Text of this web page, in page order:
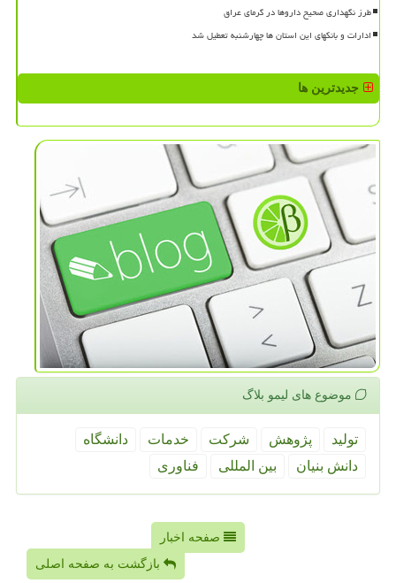
طرز نگهداری صحیح داروها در گرمای عراق
ادارات و بانکهای این استان ها چهارشنبه تعطیل شد
جدیدترین ها
موضوع های لیمو بلاگ
تولید پژوهش شركت خدمات
دانشگاه
دانش بنیان
بین المللی فناوری
صفحه اخبار
بازگشت به صفحه اصلی